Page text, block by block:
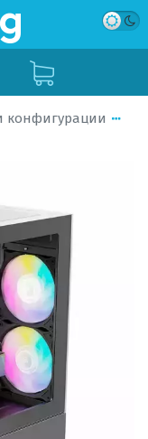
конфигурации